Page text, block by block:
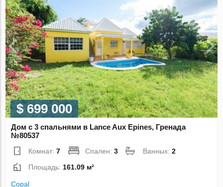
$ 699 000
Дом с 3 спальнями в Lance Aux Epines, Гренада
№80537
Комнат:7 Спален:3 Ванных:2
Площадь: 161.09 м²
Copal